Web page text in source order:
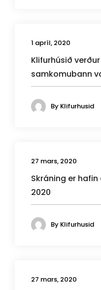
1 apríl, 2020
Klifurhúsið
samkomubann
By Klifurhusid
27 mars, 2020
Skráning er
2020
By Klifurhusid
27 mars, 2020